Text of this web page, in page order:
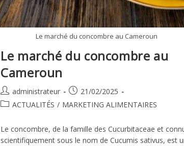
Le marché du concombre au Cameroun
Le marché du concombre au
Cameroun
administrateur
21/02/2025
ACTUALITÉS / MARKETING ALIMENTAIRES
Le concombre, de la famille des Cucurbitaceae et
scientifiquement sous le nom de Cucumis sativus, est